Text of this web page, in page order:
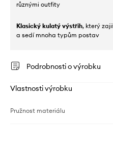
různými outfity
Klasický kulatý výstřih, který
a sedí mnoha typům postav
Podrobnosti o výrobku
Vlastnosti výrobku
Pružnost materiálu